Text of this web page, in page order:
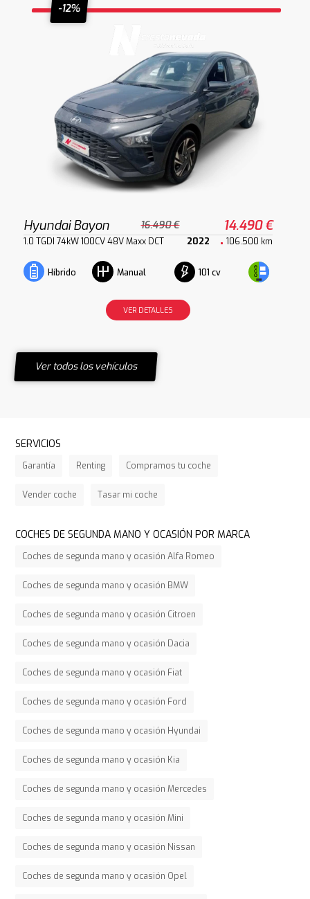
-12%
Hyundai Bayon 16.490 € 14.490 €
1.0 TGDI 74kW 100CV 48V Maxx DCT 2022 106.500 km
Híbrido Manual 101 cv
VER DETALLES
Ver todos los vehículos
SERVICIOS
Garantía Renting Compramos tu coche
Vender coche Tasar mi coche
COCHES DE SEGUNDA MANO Y OCASIÓN POR MARCA
Coches de segunda mano y ocasión Alfa Romeo
Coches de segunda mano y ocasión BMW
Coches de segunda mano y ocasión Citroen
Coches de segunda mano y ocasión Dacia
Coches de segunda mano y ocasión Fiat
Coches de segunda mano y ocasión Ford
Coches de segunda mano y ocasión Hyundai
Coches de segunda mano y ocasión Kia
Coches de segunda mano y ocasión Mercedes
Coches de segunda mano y ocasión Mini
Coches de segunda mano y ocasión Nissan
Coches de segunda mano y ocasión Opel